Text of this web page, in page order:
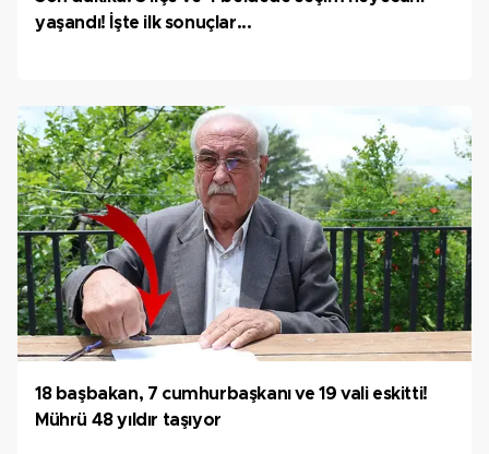
yaşandı! İşte ilk sonuçlar...
18 başbakan, 7 cumhurbaşkanı ve 19 vali eskitti!
Mührü 48 yıldır taşıyor